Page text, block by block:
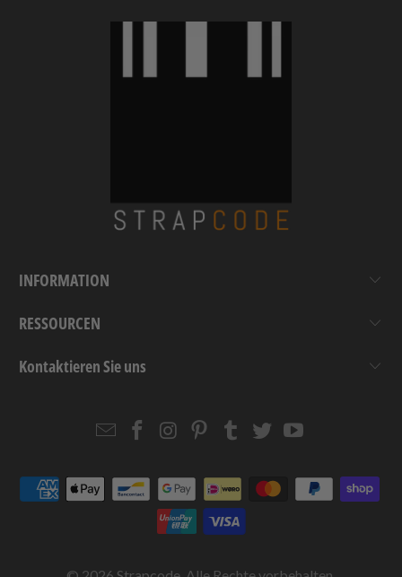
INFORMATION
RESSOURCEN
Kontaktieren Sie uns
EmailStrapcode
Facebook
Strapcode
Instagram
Strapcode
Pinterest
Strapcode
Tumblr
Strapcode
TwitterYouTube